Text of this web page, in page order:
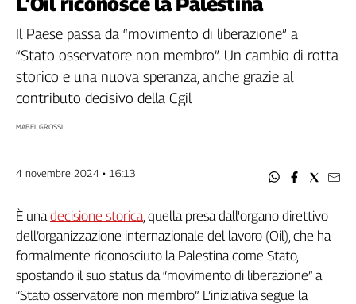
Filcams
Filctem
Fillea
Filt
Flai
Fp
Slc
Spi
Inca
Caaf
Il Paese passa da “movimento di liberazione” a
“Stato osservatore non membro”. Un cambio di rotta
storico e una nuova speranza, anche grazie al
contributo decisivo della Cgil
MABEL GROSSI
4 novembre 2024 • 16:13
È unadecisione storica, quella presa dall'organo direttivo
dell’organizzazione internazionale del lavoro (Oil), che ha
formalmente riconosciuto la Palestina come Stato,
spostando il suo status da “movimento di liberazione” a
“Stato osservatore non membro”. L’iniziativa segue la